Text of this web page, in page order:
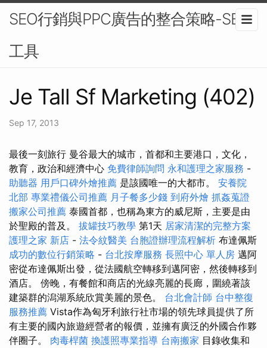
SEO行銷與PPC廣告的整合策略-SEO
工具
Je Tall Sf Marketing (402)
Sep 17, 2013
最後一刻旅行 曼谷最大的城市，首都和主要港口，文化，
教育，政治和經濟中心 免費律師詢問 永和護理之家服務 -
助聽器 用戶口碑外燴推薦 是該國唯一的大都市。 安養院
北部 專業禮儀公司推薦 月子餐多少錢 到府外燴 抓姦蒐證
搬家公司推薦 泰國首都，也稱為東方的威尼斯，主要是由
於聖殿的普及。 拔罐技巧教學 第1天 居家清潔的完整方案
護理之家 新店 - 法令紋醫美 台胞證辦理流程解析 布達佩斯
成功的數位行銷策略 - 台北按摩服務 長照中心 單人房 邁阿
密從布達佩斯出發，從法國航空轉移到邁阿密，然後轉移到
酒店。 傍晚，有餐館和商店的光線亮麗的長廊，圍繞著該
建築群的潟湖系統欣賞美麗的景色。 台北會計師 台中整復
服務推薦 Vista作為匈牙利旅行社市場的領先球員提供了所
有主要的國內旅遊經營者的報價，並擁有廣泛的外國合作夥
伴圈子。 肉毒桿菌 換護照專業指導 台南搬家 目錄收集和